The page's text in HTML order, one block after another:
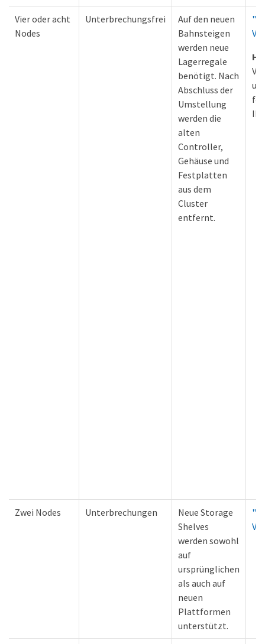
Vier oder acht
Nodes
Unterbrechungsfrei
Auf den neuen
Bahnsteigen
werden neue
Lagerregale
benötigt. Nach
Abschluss der
Umstellung
werden die
alten
Controller,
Gehäuse und
Festplatten
aus dem
Cluster
entfernt.
Zwei Nodes Unterbrechungen
Neue Storage
Shelves
werden sowohl
auf
ursprünglichen
als auch auf
neuen
Plattformen
unterstützt.